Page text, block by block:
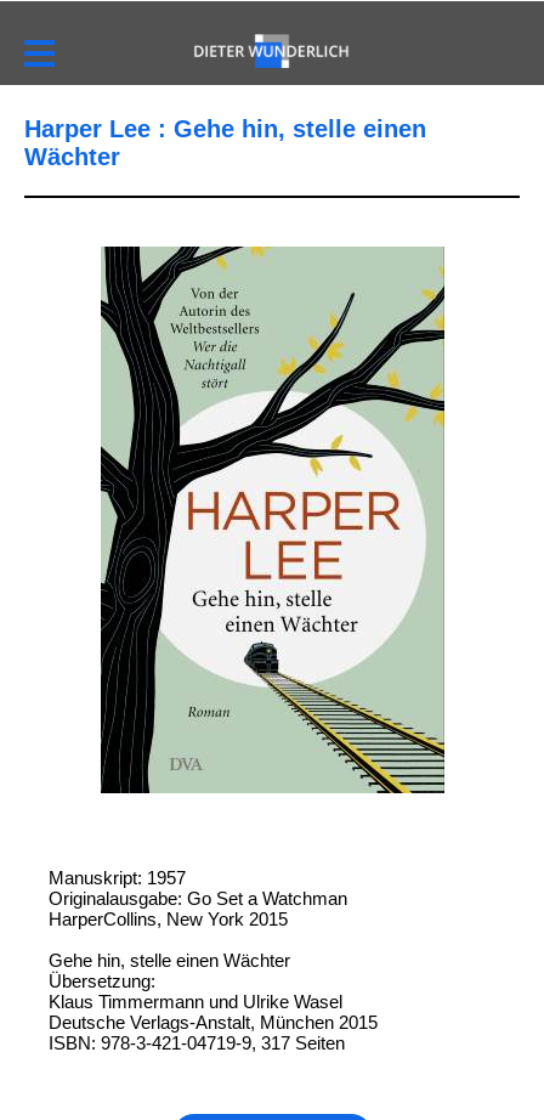
Harper Lee : Gehe hin, stelle einen
Wächter
Manuskript: 1957
Originalausgabe: Go Set a Watchman
HarperCollins, New York 2015
Gehe hin, stelle einen Wächter
Übersetzung:
Klaus Timmermann und Ulrike Wasel
Deutsche Verlags-Anstalt, München 2015
ISBN: 978-3-421-04719-9, 317 Seiten